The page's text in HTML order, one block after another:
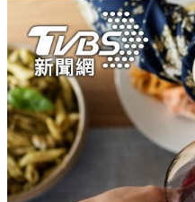
萬元住宿券 下載食尚玩家